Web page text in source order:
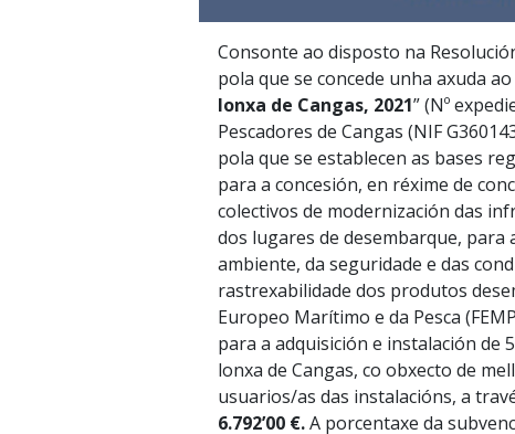
Consonte ao disposto na
pola que se concede unha axuda
lonxa de Cangas, 2021” (Nº
Pescadores de Cangas (NIF
pola que se establecen as bases
para a concesión, en réxime de
colectivos de modernización das
dos lugares de desembarque, para
ambiente, da seguridade e das
rastrexabilidade dos produtos
Europeo Marítimo e da Pesca
para a adquisición e instalación de
lonxa de Cangas, co obxecto de
usuarios/as das instalacións, a
6.792’00 €.A porcentaxe da